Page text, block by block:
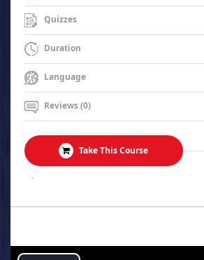
Quizzes
Duration
Language
Reviews (0)
Take This Course
.